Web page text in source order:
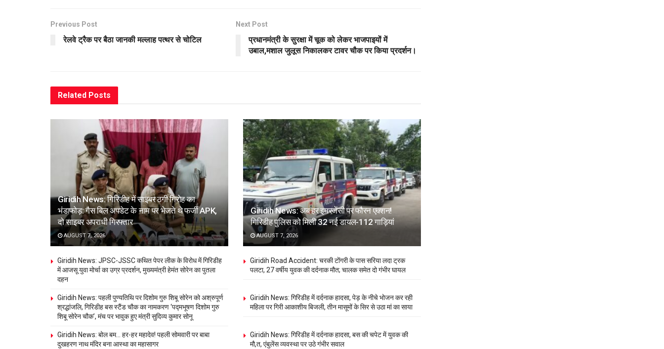
Previous Post
रेलवे ट्रैक पर बैठा जानकी मल्लाह पत्थर से चोटिल
Next Post
प्रधानमंत्री के सुरक्षा में चूक को लेकर भाजपाइयों में
उबाल,मशाल जुलूस निकालकर टावर चौक पर किया प्रदर्शन।
Related Posts
Giridih News: गिरिडीह में साइबर ठगी गिरोह का
भंडाफोड़: गैस बिल अपडेट के नाम पर भेजते थे फर्जी APK,
दो साइबर अपराधी गिरफ्तार
AUGUST 7, 2026
Giridih News: अब हर इमरजेंसी पर फौरन एक्शन!
गिरिडीह पुलिस को मिली 32 नई डायल-112 गाड़ियां
AUGUST 7, 2026
Giridih News: JPSC-JSSC कथित पेपर लीक के विरोध में गिरिडीह
में आजसू युवा मोर्चा का उग्र प्रदर्शन, मुख्यमंत्री हेमंत सोरेन का पुतला
दहन
Giridih Road Accident: चरकी टोंगरी के पास सरिया लदा ट्रक
पलटा, 27 वर्षीय युवक की दर्दनाक मौत; चालक समेत दो गंभीर घायल
Giridih News: पहली पुण्यतिथि पर दिशोम गुरु शिबू सोरेन को अश्रुपूर्ण
श्रद्धांजलि, गिरिडीह बस स्टैंड चौक का नामकरण ‘पद्मभूषण दिशोम गुरु
शिबू सोरेन चौक’, मंच पर भावुक हुए मंत्री सुदिव्य कुमार सोनू
Giridih News: गिरिडीह में दर्दनाक हादसा, पेड़ के नीचे भोजन कर रही
महिला पर गिरी आकाशीय बिजली, तीन मासूमों के सिर से उठा मां का साया
Giridih News: बोल बम… हर-हर महादेव! पहली सोमवारी पर बाबा
दुखहरण नाथ मंदिर बना आस्था का महासागर
Giridih News: गिरिडीह में दर्दनाक हादसा, बस की चपेट में युवक की
मौ,त, एंबुलेंस व्यवस्था पर उठे गंभीर सवाल